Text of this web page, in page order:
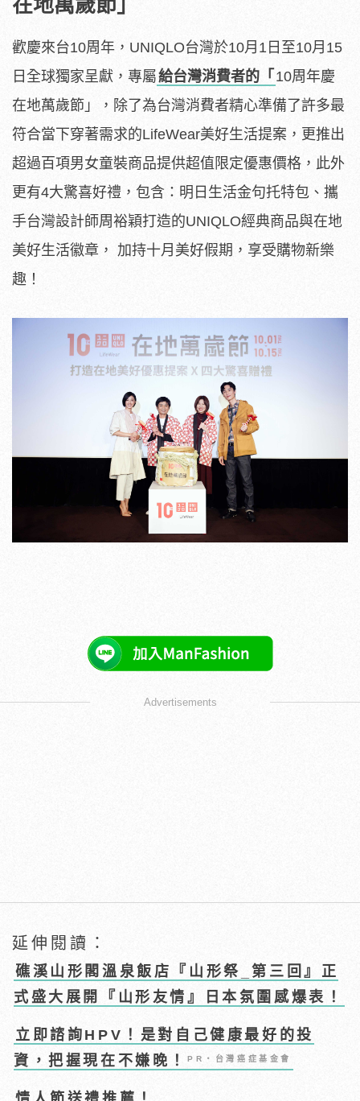
在地萬歲節」
歡慶來台10周年，UNIQLO台灣於10月1日至10月15
日全球獨家呈獻，專屬給台灣消費者的「 10周年慶
在地萬歲節」，除了為台灣消費者精心準備了許多最
符合當下穿著需求的LifeWear美好生活提案，更推出
超過百項男女童裝商品提供超值限定優惠價格，此外
更有4大驚喜好禮，包含：明日生活金句托特包、攜
手台灣設計師周裕穎打造的UNIQLO經典商品與在地
美好生活徽章， 加持十月美好假期，享受購物新樂
趣！
Advertisements
延伸閱讀：
礁溪山形閣溫泉飯店『山形祭_第三回』正
式盛大展開『山形友情』日本氛圍感爆表！
立即諮詢HPV！是對自己健康最好的投
資，把握現在不嫌晚！PR・台灣癌症基金會